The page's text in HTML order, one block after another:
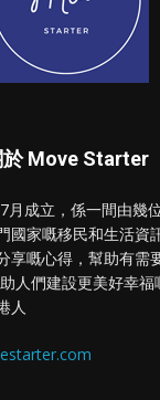
於 Move Starter
成立，係一間由幾
國家嘅移民和生活資
享嘅心得，幫助有需
人們建設更美好幸
人